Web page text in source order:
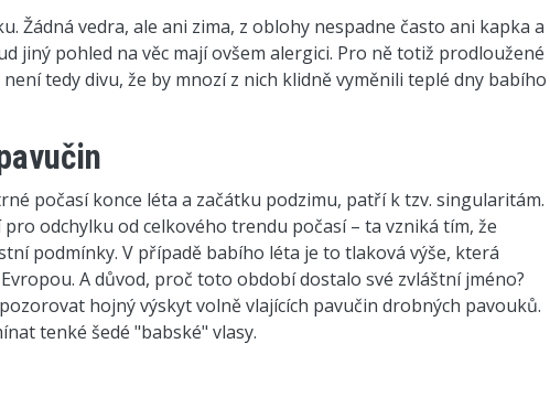
Žádná vedra, ale ani zima, z oblohy nespadne často ani kapka a
jiný pohled na věc mají ovšem alergici. Pro ně totiž prodloužené
tedy divu, že by mnozí z nich klidně vyměnili teplé dny babího
počasí konce léta a začátku podzimu, patří k tzv. singularitám.
odchylku od celkového trendu počasí – ta vzniká tím, že
podmínky. V případě babího léta je to tlaková výše, která
A důvod, proč toto období dostalo své zvláštní jméno?
hojný výskyt volně vlajících pavučin drobných pavouků.
tenké šedé "babské" vlasy.